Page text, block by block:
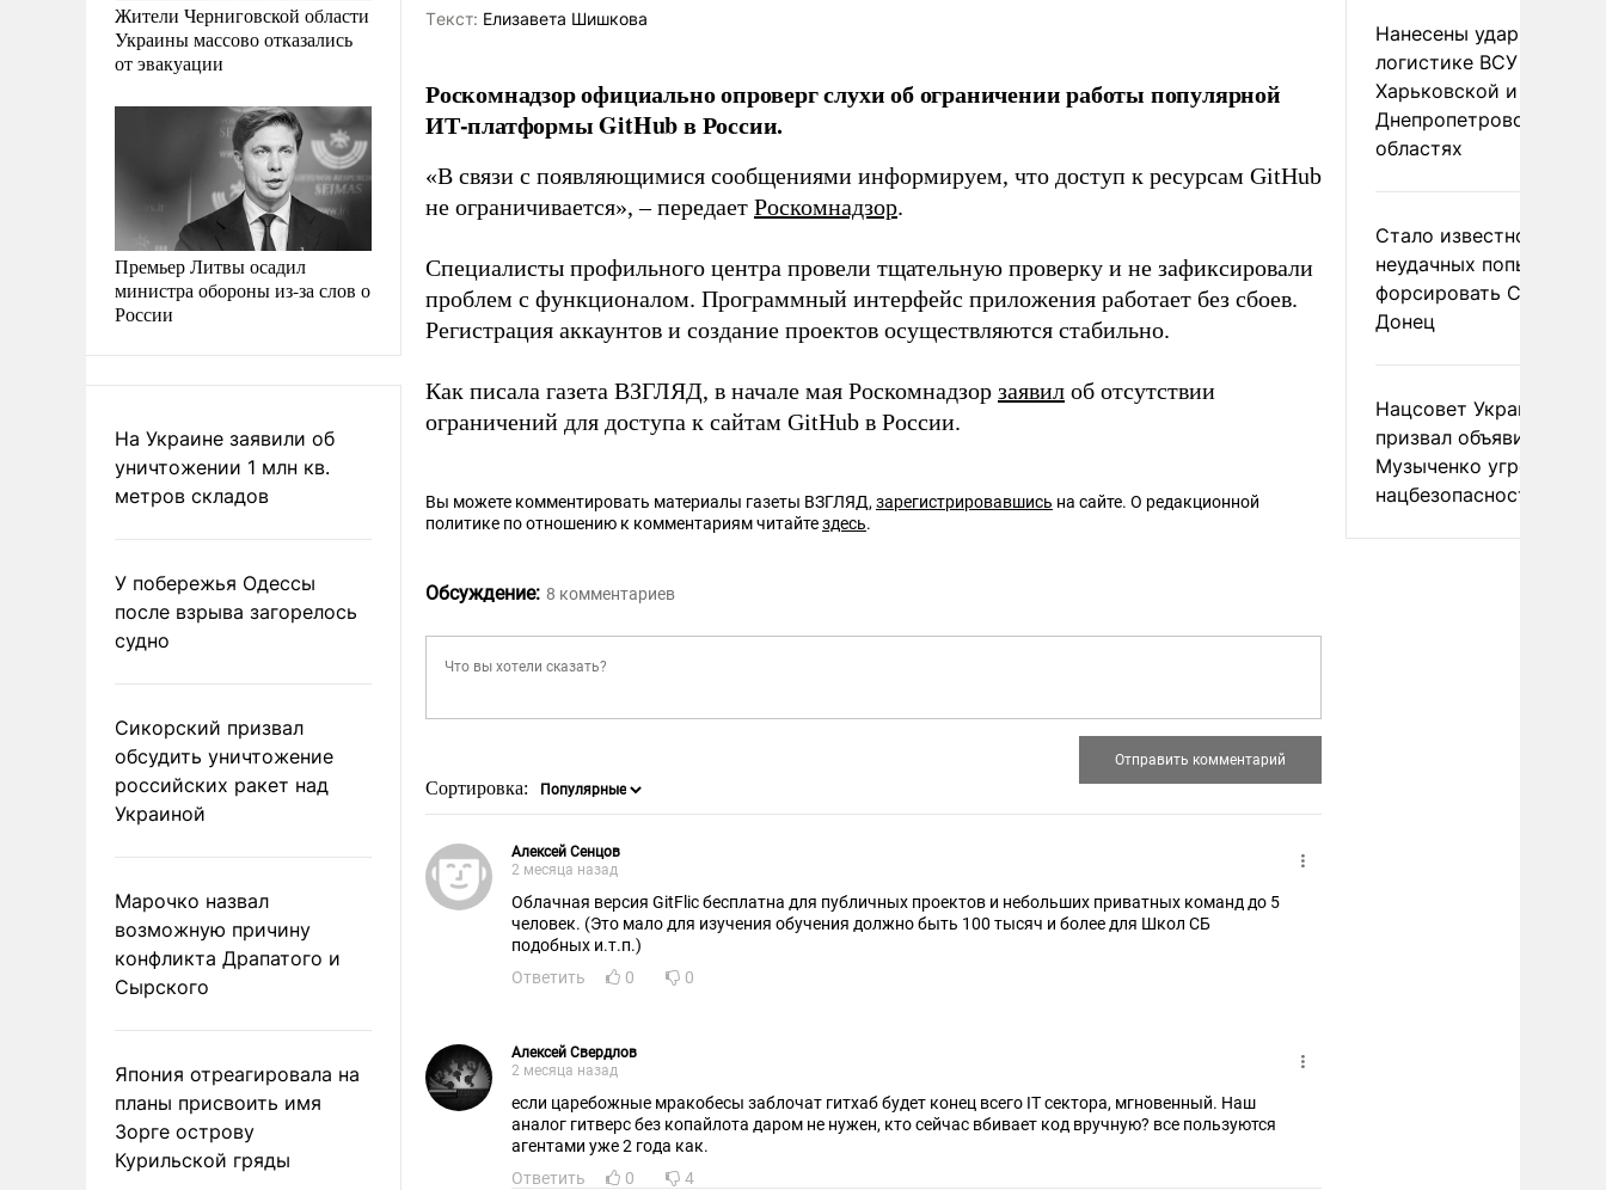
Жители Черниговской области
Украины массово отказались
от эвакуации
Премьер Литвы осадил
министра обороны из-за слов о
России
На Украине заявили об
уничтожении 1 млн кв.
метров складов
У побережья Одессы
после взрыва загорелось
судно
Сикорский призвал
обсудить уничтожение
российских ракет над
Украиной
Марочко назвал
возможную причину
конфликта Драпатого и
Сырского
Япония отреагировала на
планы присвоить имя
Зорге острову
Курильской гряды
Tекст: Елизавета Шишкова
Роскомнадзор официально опроверг слухи об ограничении работы популярной
ИТ-платформы GitHub в России.
«В связи с появляющимися сообщениями информируем, что доступ к ресурсам GitHub
не ограничивается», – передает Роскомнадзор.
Специалисты профильного центра провели тщательную проверку и не зафиксировали
проблем с функционалом. Программный интерфейс приложения работает без сбоев.
Регистрация аккаунтов и создание проектов осуществляются стабильно.
Как писала газета ВЗГЛЯД, в начале мая Роскомнадзор заявил об отсутствии
ограничений для доступа к сайтам GitHub в России.
Вы можете комментировать материалы газеты ВЗГЛЯД,зарегистрировавшись на сайте. О редакционной
политике по отношению к комментариям читайтездесь.
Обсуждение: 8 комментариев
Сортировка:
Алексей Сенцов
2 месяца назад
Облачная версия GitFlic бесплатна для публичных проектов и небольших приватных команд до 5
человек. (Это мало для изучения обучения должно быть 100 тысяч и более для Школ СБ
подобных и.т.п.)
Ответить
0 0
Алексей Свердлов
2 месяца назад
если царебожные мракобесы заблочат гитхаб будет конец всего IT сектора, мгновенный. Наш
аналог гитверс без копайлота даром не нужен, кто сейчас вбивает код вручную? все пользуются
агентами уже 2 года как.
Ответить
0 4
Нанесены удары по
логистике ВСУ в
Харьковской и
Днепропетровской
областях
Стало известно о
неудачных попытках
форсировать
Донец
Нацсовет Украины по
призвал объявить
Музыченко угрозой
нацбезопасности